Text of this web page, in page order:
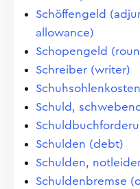
Schöffengeld
allowance)
Schopengeld
Schreiber (writer)
Schuld,
Schulden (debt)
Schulden,
Schuldenbremse